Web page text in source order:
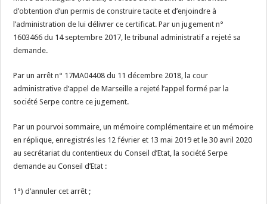
d’obtention d’un permis de construire tacite et d’enjoindre à
l’administration de lui délivrer ce certificat. Par un jugement n°
1603466 du 14 septembre 2017, le tribunal administratif a rejeté sa
demande.
Par un arrêt n° 17MA04408 du 11 décembre 2018, la cour
administrative d’appel de Marseille a rejeté l’appel formé par la
société Serpe contre ce jugement.
Par un pourvoi sommaire, un mémoire complémentaire et un mémoire
en réplique, enregistrés les 12 février et 13 mai 2019 et le 30 avril 2020
au secrétariat du contentieux du Conseil d’Etat, la société Serpe
demande au Conseil d’Etat :
1°) d’annuler cet arrêt ;